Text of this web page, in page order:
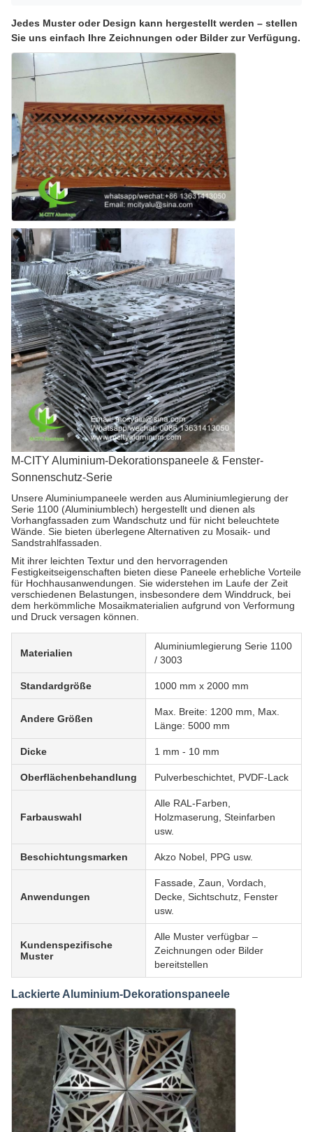
Jedes Muster oder Design kann hergestellt werden – stellen
Sie uns einfach Ihre Zeichnungen oder Bilder zur Verfügung.
M-CITY Aluminium-Dekorationspaneele & Fenster-
Sonnenschutz-Serie
Unsere Aluminiumpaneele werden aus Aluminiumlegierung der
Serie 1100 (Aluminiumblech) hergestellt und dienen als
Vorhangfassaden zum Wandschutz und für nicht beleuchtete
Wände. Sie bieten überlegene Alternativen zu Mosaik- und
Sandstrahlfassaden.
Mit ihrer leichten Textur und den hervorragenden
Festigkeitseigenschaften bieten diese Paneele erhebliche Vorteile
für Hochhausanwendungen. Sie widerstehen im Laufe der Zeit
verschiedenen Belastungen, insbesondere dem Winddruck, bei
dem herkömmliche Mosaikmaterialien aufgrund von Verformung
und Druck versagen können.
Materialien
Aluminiumlegierung Serie 1100
/ 3003
Standardgröße 1000 mm x 2000 mm
Andere Größen
Max. Breite: 1200 mm, Max.
Länge: 5000 mm
Dicke 1 mm - 10 mm
Oberflächenbehandlung Pulverbeschichtet, PVDF-Lack
Farbauswahl
Alle RAL-Farben,
Holzmaserung, Steinfarben
usw.
Beschichtungsmarken Akzo Nobel, PPG usw.
Anwendungen
Fassade, Zaun, Vordach,
Decke, Sichtschutz, Fenster
usw.
Kundenspezifische
Muster
Alle Muster verfügbar –
Zeichnungen oder Bilder
bereitstellen
Lackierte Aluminium-Dekorationspaneele